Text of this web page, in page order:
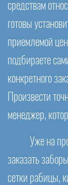
средствам
готовы
приемлемой
подбираете
конкретного
Произвести
менеджер,
Уже на
заказать
сетки рабицы,